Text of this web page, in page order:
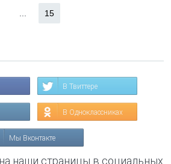
15
В Твиттере
В Одноклассниках
Мы Вконтакте
наши страницы в социальных